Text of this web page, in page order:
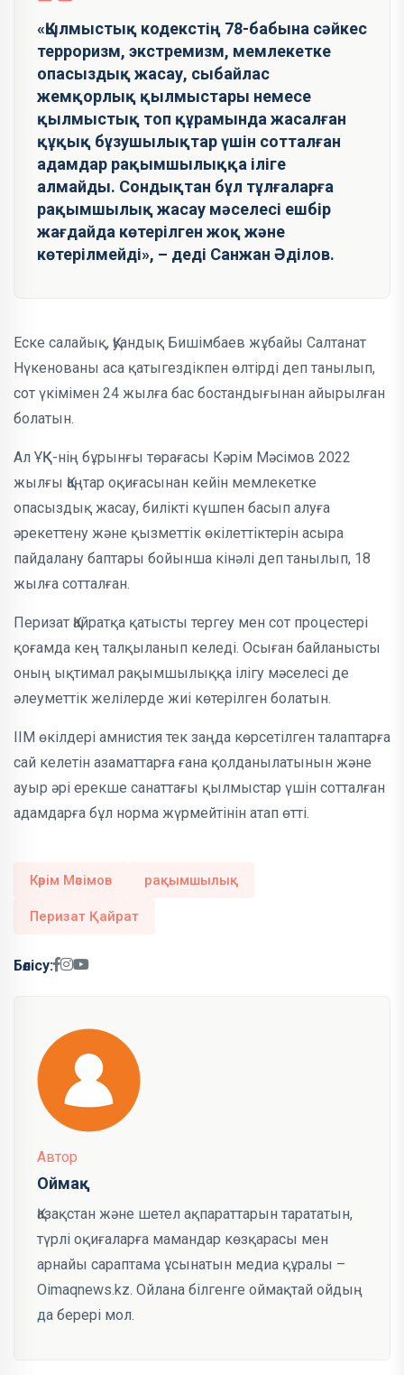
«Қылмыстық кодекстің 78-бабына сәйкес
терроризм, экстремизм, мемлекетке
опасыздық жасау, сыбайлас
жемқорлық қылмыстары немесе
қылмыстық топ құрамында жасалған
құқық бұзушылықтар үшін сотталған
адамдар рақымшылыққа іліге
алмайды. Сондықтан бұл тұлғаларға
рақымшылық жасау мәселесі ешбір
жағдайда көтерілген жоқ және
көтерілмейді», – деді Санжан Әділов.
Еске салайық, Қуандық Бишімбаев жұбайы Салтанат
Нүкенованы аса қатыгездікпен өлтірді деп танылып,
сот үкімімен 24 жылға бас бостандығынан айырылған
болатын.
Ал ҰҚК-нің бұрынғы төрағасы Кәрім Мәсімов 2022
жылғы Қаңтар оқиғасынан кейін мемлекетке
опасыздық жасау, билікті күшпен басып алуға
әрекеттену және қызметтік өкілеттіктерін асыра
пайдалану баптары бойынша кінәлі деп танылып, 18
жылға сотталған.
Перизат Қайратқа қатысты тергеу мен сот процестері
қоғамда кең талқыланып келеді. Осыған байланысты
оның ықтимал рақымшылыққа ілігу мәселесі де
әлеуметтік желілерде жиі көтерілген болатын.
ІІМ өкілдері амнистия тек заңда көрсетілген талаптарға
сай келетін азаматтарға ғана қолданылатынын және
ауыр әрі ерекше санаттағы қылмыстар үшін сотталған
адамдарға бұл норма жүрмейтінін атап өтті.
Кәрім Мәсімов рақымшылық
Перизат Қайрат
Бөлісу:
Автор
Оймақ
Қазақстан және шетел ақпараттарын тарататын,
түрлі оқиғаларға мамандар көзқарасы мен
арнайы сараптама ұсынатын медиа құралы –
Oimaqnews.kz. Ойлана білгенге оймақтай ойдың
да берері мол.